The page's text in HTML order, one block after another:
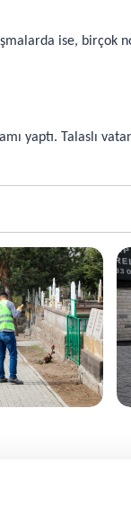
ise, birçok
yaptı. Talaslı